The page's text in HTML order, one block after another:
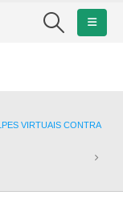
VIRTUAIS CONTRA